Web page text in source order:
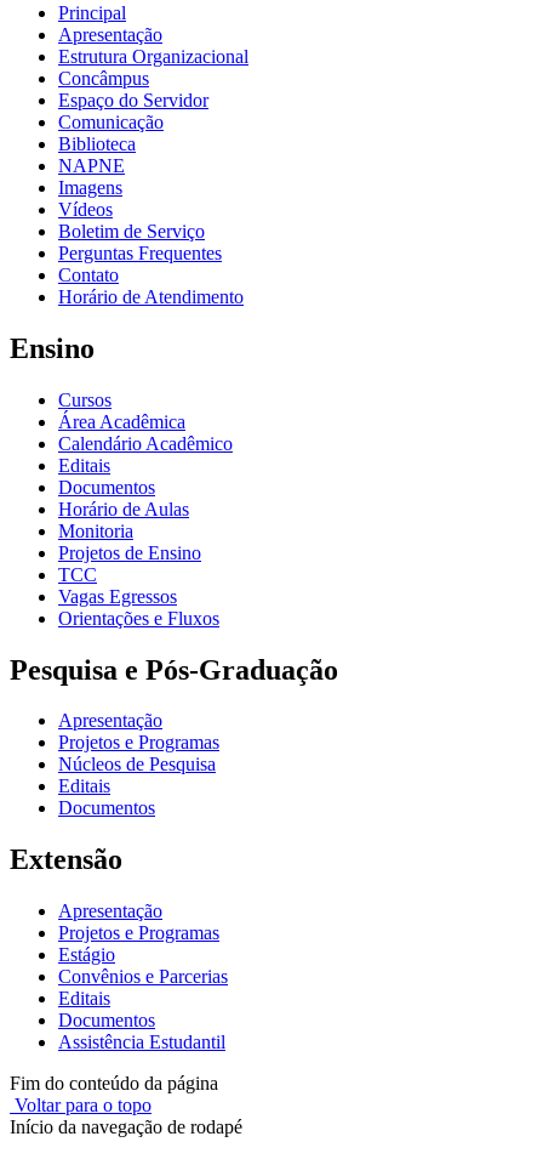
Principal
Apresentação
Estrutura Organizacional
Concâmpus
Espaço do Servidor
Comunicação
Biblioteca
NAPNE
Imagens
Vídeos
Boletim de Serviço
Perguntas Frequentes
Contato
Horário de Atendimento
Ensino
Cursos
Área Acadêmica
Calendário Acadêmico
Editais
Documentos
Horário de Aulas
Monitoria
Projetos de Ensino
TCC
Vagas Egressos
Orientações e Fluxos
Pesquisa e Pós-Graduação
Apresentação
Projetos e Programas
Núcleos de Pesquisa
Editais
Documentos
Extensão
Apresentação
Projetos e Programas
Estágio
Convênios e Parcerias
Editais
Documentos
Assistência Estudantil
Fim do conteúdo da página
Voltar para o topo
Início da navegação de rodapé